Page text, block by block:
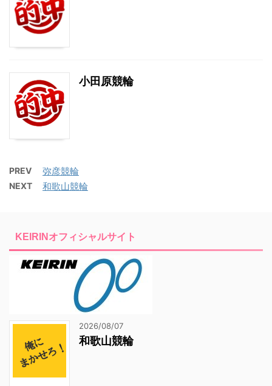
小田原競輪
PREV 弥彦競輪
NEXT 和歌山競輪
KEIRINオフィシャルサイト
2026/08/07
和歌山競輪